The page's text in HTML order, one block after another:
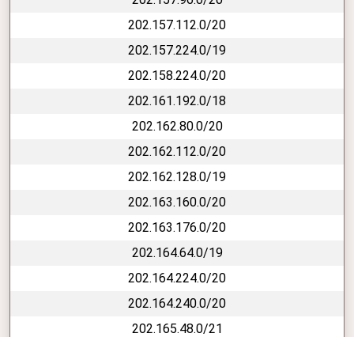
202.157.112.0/20
202.157.224.0/19
202.158.224.0/20
202.161.192.0/18
202.162.80.0/20
202.162.112.0/20
202.162.128.0/19
202.163.160.0/20
202.163.176.0/20
202.164.64.0/19
202.164.224.0/20
202.164.240.0/20
202.165.48.0/21